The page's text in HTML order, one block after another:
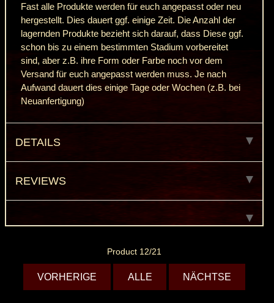
Fast alle Produkte werden für euch angepasst oder neu
hergestellt. Dies dauert ggf. einige Zeit. Die Anzahl der
lagernden Produkte bezieht sich darauf, dass Diese ggf.
schon bis zu einem bestimmten Stadium vorbereitet
sind, aber z.B. ihre Form oder Farbe noch vor dem
Versand für euch angepasst werden muss. Je nach
Aufwand dauert dies einige Tage oder Wochen (z.B. bei
Neuanfertigung)
DETAILS
REVIEWS
Product 12/21
VORHERIGE ALLE NÄCHTSE